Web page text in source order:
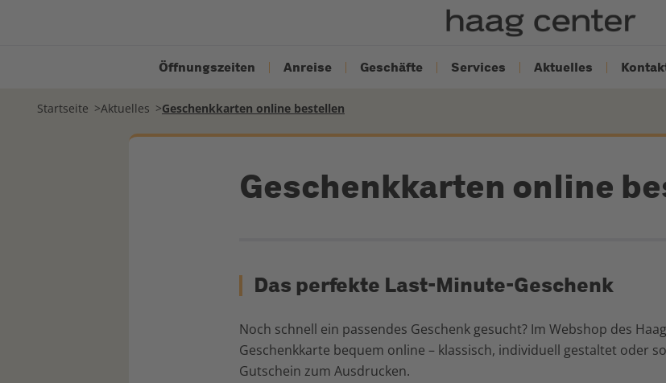
Öffnungszeiten Anreise Geschäfte Services Aktuelles
Startseite Aktuelles Geschenkkarten online bestellen
Geschenkkarten online
Das perfekte Last-Minute-Geschenk
Noch schnell ein passendes Geschenk gesucht? Im Webshop des
Geschenkkarte bequem online – klassisch, individuell gestaltet oder
Gutschein zum Ausdrucken.